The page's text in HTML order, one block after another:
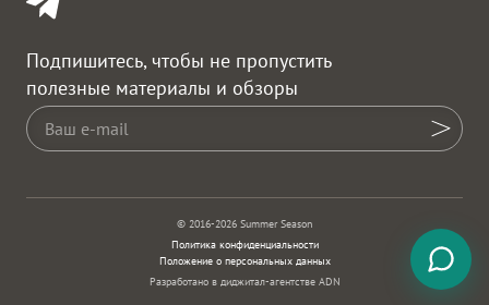
Подпишитесь, чтобы не пропустить
полезные материалы и обзоры
© 2016-2026 Summer Season
Политика конфиденциальности
Положение о персональных данных
Разработано в диджитал-агентстве ADN